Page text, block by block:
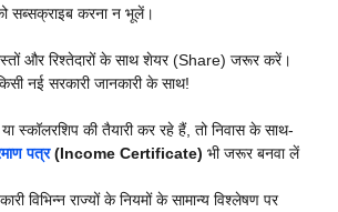
सब्सक्राइब करना न भूलें।
और रिश्तेदारों के साथ शेयर (Share) जरूर करें।
नई सरकारी जानकारी के साथ!
स्कॉलरशिप की तैयारी कर रहे हैं, तो निवास के साथ-
पत्र(Income Certificate) भी जरूर बनवा लें
विभिन्न राज्यों के नियमों के सामान्य विश्लेषण पर